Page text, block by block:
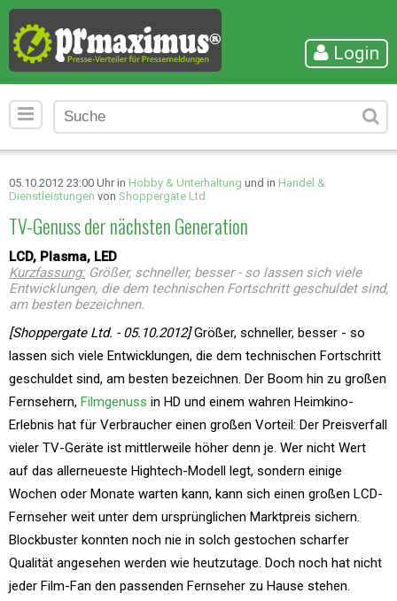
Login
05.10.2012 23:00 Uhr in Hobby & Unterhaltung und in Handel &
Dienstleistungen von Shoppergate Ltd.
TV-Genuss der nächsten Generation
LCD, Plasma, LED
Kurzfassung:Größer, schneller, besser - so lassen sich viele
Entwicklungen, die dem technischen Fortschritt geschuldet sind,
am besten bezeichnen.
[Shoppergate Ltd. - 05.10.2012]Größer, schneller, besser - so
lassen sich viele Entwicklungen, die dem technischen Fortschritt
geschuldet sind, am besten bezeichnen. Der Boom hin zu großen
Fernsehern, Filmgenuss in HD und einem wahren Heimkino-
Erlebnis hat für Verbraucher einen großen Vorteil: Der Preisverfall
vieler TV-Geräte ist mittlerweile höher denn je. Wer nicht Wert
auf das allerneueste Hightech-Modell legt, sondern einige
Wochen oder Monate warten kann, kann sich einen großen LCD-
Fernseher weit unter dem ursprünglichen Marktpreis sichern.
Blockbuster konnten noch nie in solch gestochen scharfer
Qualität angesehen werden wie heutzutage. Doch noch hat nicht
jeder Film-Fan den passenden Fernseher zu Hause stehen.